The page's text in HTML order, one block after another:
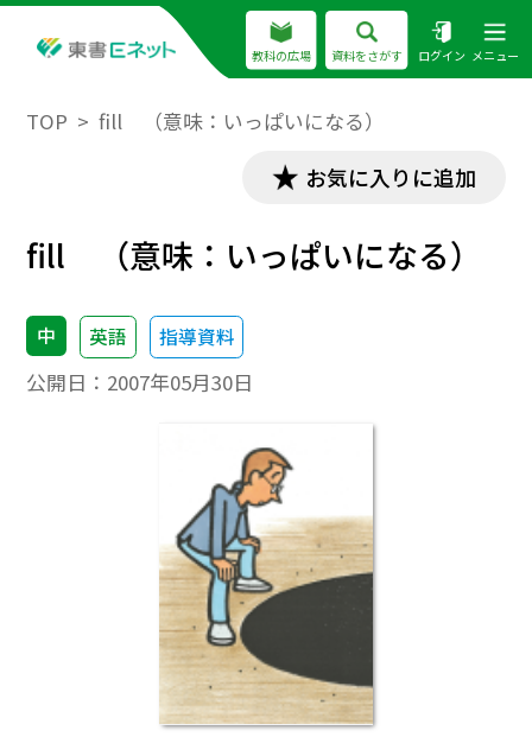
教科の広場 資料をさがす ログイン メニュー
TOP fill （意味：いっぱいになる）
お気に入りに追加
fill （意味：いっぱいになる）
中 英語 指導資料
公開日： 2007年05月30日